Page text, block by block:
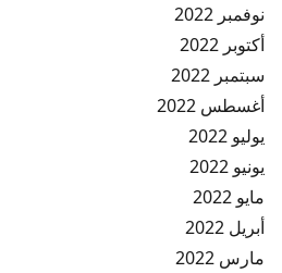
نوفمبر 2022
أكتوبر 2022
سبتمبر 2022
أغسطس 2022
يوليو 2022
يونيو 2022
مايو 2022
أبريل 2022
مارس 2022